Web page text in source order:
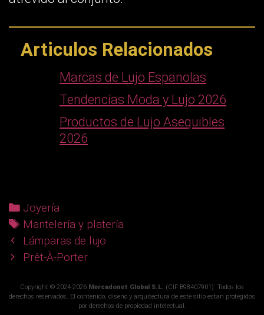
Articulos Relacionados
Marcas de Lujo Espanolas
Tendencias Moda y Lujo 2026
Productos de Lujo Asequibles
2026
C
a
t
e
o
Joyería
T
a
g
Mantelería y platería
P
o
Lámparas de lujo
Prêt-À-Porter
Copyright © 2024-2026 Mercadonet Global S.L. (CIF B98407901). Todos los
derechos reservados. El contenido, diseno y arquitectura de este sitio estan protegidos
por derechos de propiedad intelectual.